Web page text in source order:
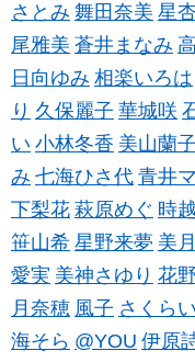
さとみ 舞田奈美 星
尾雅美 蒼井まなみ
日向ゆみ 相楽いろは
り 久保麗子 華城咲
い 小林冬香 美山蘭子
み 七海ひさ代 青井
下梨花 萩原めぐ 時
笹山希 星野来夢 美
愛実 美神さゆり 花
月奈穂 風子 さくら
海そら @YOU 伊原